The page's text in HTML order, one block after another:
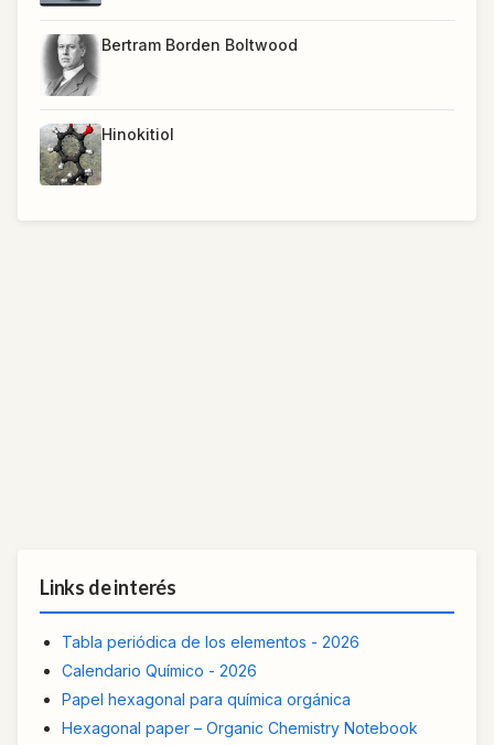
Bertram Borden Boltwood
Hinokitiol
Links de interés
Tabla periódica de los elementos - 2026
Calendario Químico - 2026
Papel hexagonal para química orgánica
Hexagonal paper – Organic Chemistry Notebook